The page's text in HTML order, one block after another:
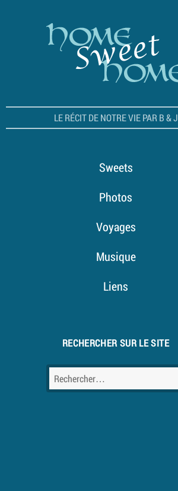
LE RÉCIT DE NOTRE VIE PAR B & J
Sweets
Photos
Voyages
Musique
Liens
RECHERCHER SUR LE SITE